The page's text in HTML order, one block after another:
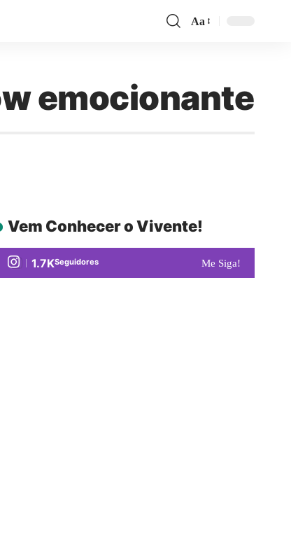
Aa
emocionante
Vem Conhecer o Vivente!
1.7KSeguidores Me Siga!